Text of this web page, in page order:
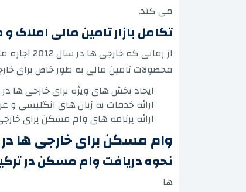
می کند.
تکامل بازار تامین مالی املاک
از
محصولات تامین مالی به طور خاص برای
ایجاد بخش های ویژه برای خارجی ها در
ارائه خدمات به زبان های انگلیسی و
ارائه برنامه های وام مسکن برای
وام مسکن برای خارجی ها
نحوه دریافت وام مسکن در
ها